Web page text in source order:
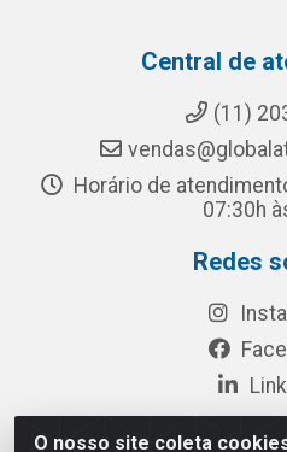
O nosso site coleta
Central de
(11)
Horário de
07:30h
Redes